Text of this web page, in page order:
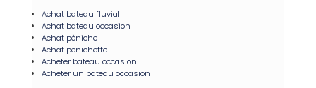
Achat bateau fluvial
Achat bateau occasion
Achat péniche
Achat penichette
Acheter bateau occasion
Acheter un bateau occasion